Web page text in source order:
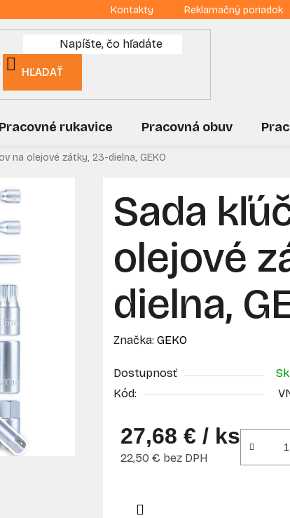
Kontakty Reklamačný poriadok
HĽADAŤ
Pracovné rukavice Pracovná obuv
na olejové zátky, 23-dielna, GEKO
Sada
olejové
dielna,
Značka: GEKO
Dostupnosť
Kód:
27,68 € / ks
22,50 € bez DPH